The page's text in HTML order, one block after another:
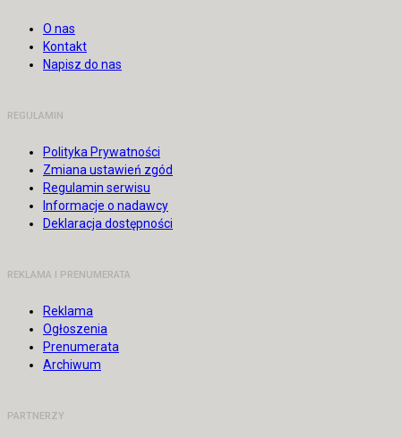
O nas
Kontakt
Napisz do nas
REGULAMIN
Polityka Prywatności
Zmiana ustawień zgód
Regulamin serwisu
Informacje o nadawcy
Deklaracja dostępności
REKLAMA I PRENUMERATA
Reklama
Ogłoszenia
Prenumerata
Archiwum
PARTNERZY